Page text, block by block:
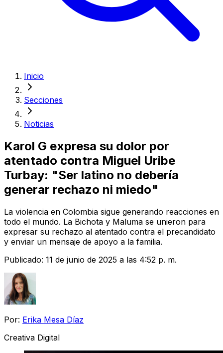
Inicio
Secciones
Noticias
Karol G expresa su dolor por
atentado contra Miguel Uribe
Turbay: "Ser latino no debería
generar rechazo ni miedo"
La violencia en Colombia sigue generando reacciones en
todo el mundo. La Bichota y Maluma se unieron para
expresar su rechazo al atentado contra el precandidato
y enviar un mensaje de apoyo a la familia.
Publicado: 11 de junio de 2025 a las 4:52 p. m.
Por: Erika Mesa Díaz
Creativa Digital